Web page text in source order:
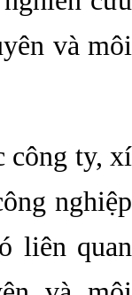
và môi
công ty, xí
nghiệp
liên quan